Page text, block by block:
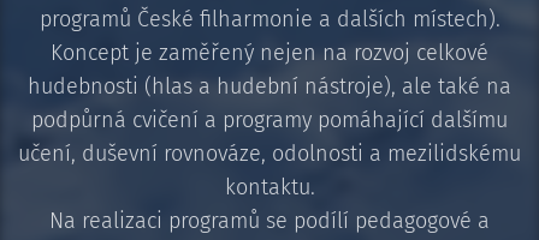
programů České filharmonie a dalších místech).
Koncept je zaměřený nejen na rozvoj celkové
hudebnosti (hlas a hudební nástroje), ale také na
podpůrná cvičení a programy pomáhající dalšímu
učení, duševní rovnováze, odolnosti a mezilidskému
kontaktu.
Na realizaci programů se podílí pedagogové a